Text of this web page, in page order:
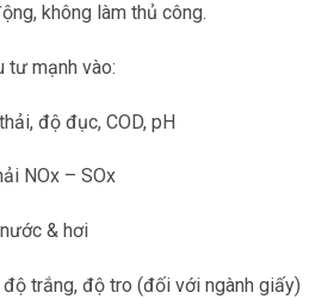
không làm thủ công.
tư mạnh vào:
độ đục, COD, pH
NOx – SOx
& hơi
trắng, độ tro (đối với ngành giấy)